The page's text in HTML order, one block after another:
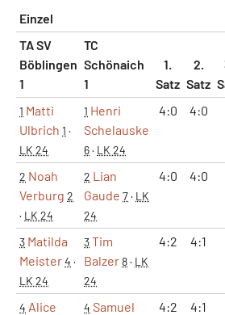
Einzel
TA SV
Böblingen
1
TC
Schönaich
1
1.
Satz
2.
Satz
1 Matti
Ulbrich 1 ·
LK 24
1 Henri
Schelauske
6· LK 24
4:0 4:0
2 Noah
Verburg 2
· LK 24
2 Lian
Gaude 7· LK
24
4:0 4:0
3 Matilda
Meister4 ·
LK 24
3Tim
Balzer8· LK
24
4:2 4:1
4 Alice
4 Samuel
4:2 4:1